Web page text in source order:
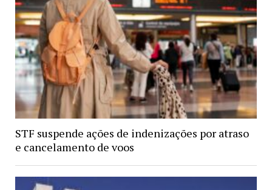
STF suspende ações de indenizações por atraso
e cancelamento de voos